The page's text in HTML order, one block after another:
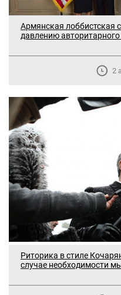
Армянская лоббистская
давлению
2
Риторика в стиле
случае необходимости